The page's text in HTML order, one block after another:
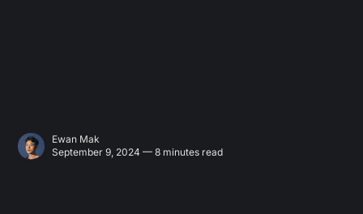
Ewan Mak
September 9, 2024 — 8 minutes read